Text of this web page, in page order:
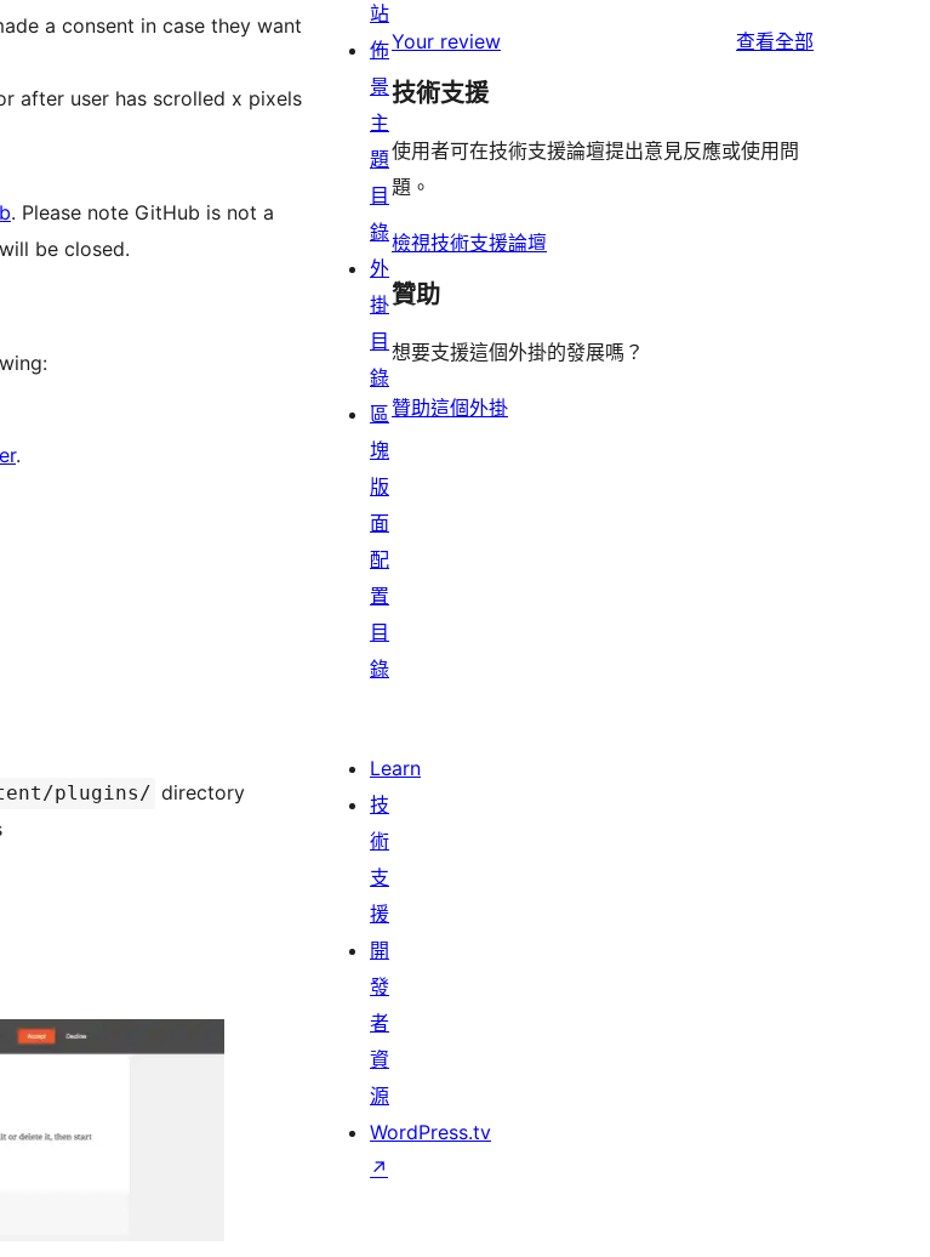
a consent in case they want
after user has scrolled x pixels
. Please note GitHub is not a
be closed.
.
plugins/ directory
者
論
用
者
論
使
用
評
論
星
使
者
評
論
1
星
用
者
評
Your review 查看全部
技術支援
使用者可在技術支援論壇提出意見反應或使用問
題。
檢視技術支援論壇
贊助
想要支援這個外掛的發展嗎？
贊助這個外掛
站
佈
景
主
題
目
錄
外
掛
目
錄
區
塊
版
面
配
置
目
錄
Learn
技
術
支
援
開
發
者
資
源
WordPress.tv
↗